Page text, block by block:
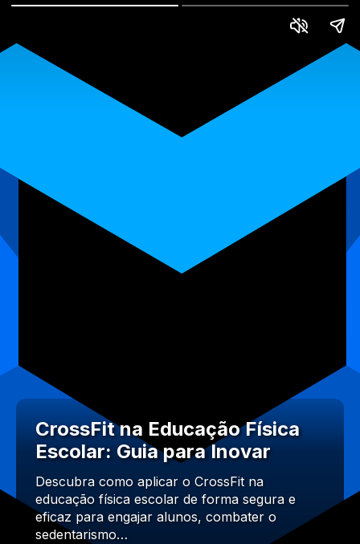
CrossFit na Educação Física
Escolar: Guia para Inovar
Descubra como aplicar o CrossFit na
educação física escolar de forma segura e
eficaz para engajar alunos, combater o
sedentarismo…